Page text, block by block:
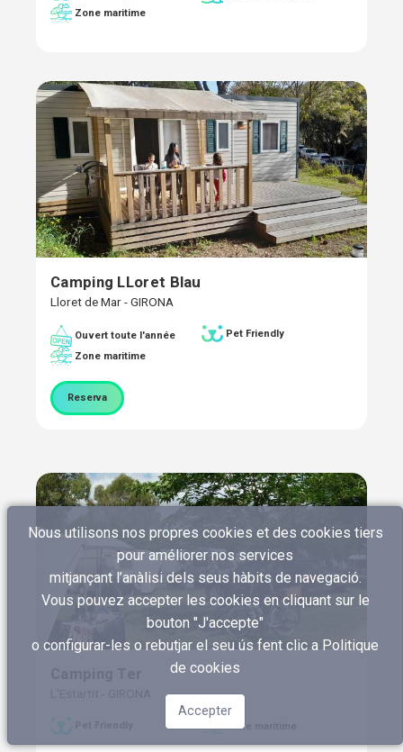
Zone maritime
Camping LLoret Blau
Lloret de Mar - GIRONA
Ouvert toute l'année
Pet Friendly
Zone maritime
Reserva
Zone maritime
Nous utilisons nos propres cookies et des cookies tiers
pour améliorer nos services
mitjançant l’anàlisi dels seus hàbits de navegació.
Vous pouvez accepter les cookies en cliquant sur le
bouton "J'accepte"
o configurar-les o rebutjar el seu ús fent clic a Politique
de cookies
Accepter